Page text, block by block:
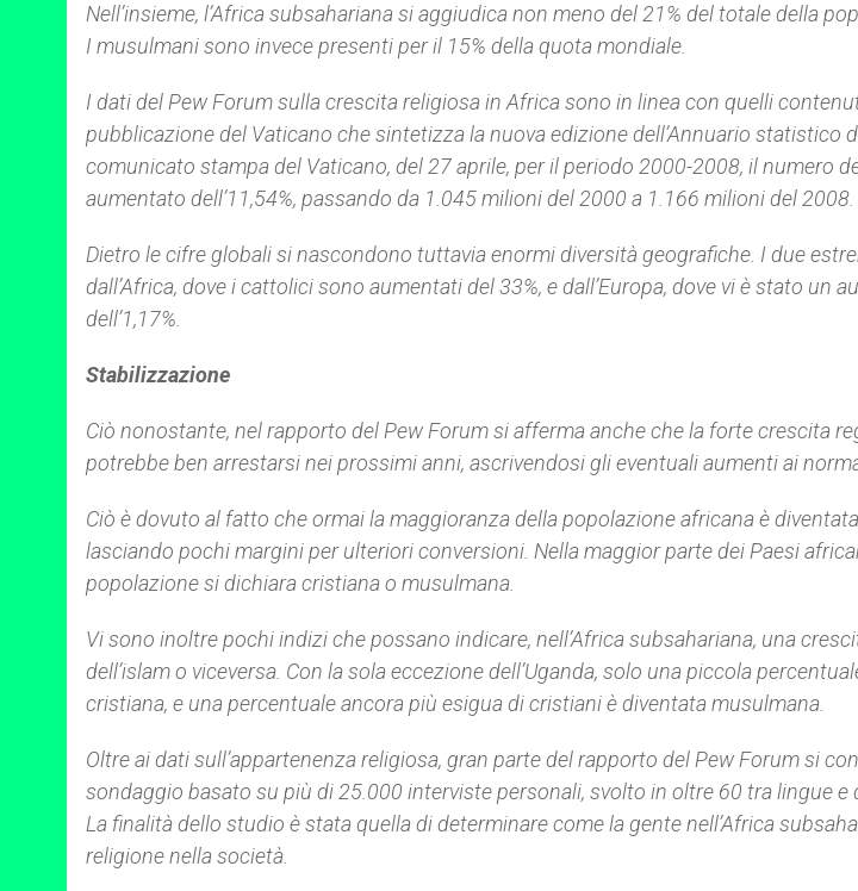
Nell’insieme, l’Africa subsahariana si aggiudica non meno del 21% del totale della
I musulmani sono invece presenti per il 15% della quota mondiale.
I dati del Pew Forumsulla crescita religiosa in Africa sono in linea con quelli
pubblicazione del Vaticano che sintetizza la nuova edizione dell’Annuario statistico
comunicato stampa del Vaticano, del 27 aprile, per il periodo 2000-2008, il numero
aumentato dell’11,54%, passando da 1.045 milioni del 2000 a 1.166 milioni del 2008.
Dietro le cifre globali si nascondono tuttavia enormi diversità geografiche. I due
dall’Africa, dove i cattolici sono aumentati del 33%, e dall’Europa, dove vi è stato un
dell’1,17%.
Stabilizzazione
Ciò nonostante, nel rapporto del Pew Forumsi afferma anche che la forte crescita
potrebbe ben arrestarsi nei prossimi anni, ascrivendosi gli eventuali aumenti ai
Ciò è dovuto al fatto che ormai la maggioranza della popolazione africana è
lasciando pochi margini per ulteriori conversioni. Nella maggior parte dei Paesi
popolazione si dichiara cristiana o musulmana.
Vi sono inoltre pochi indizi che possano indicare, nell’Africa subsahariana, una
dell’islam o viceversa. Con la sola eccezione dell’Uganda, solo una piccola
cristiana, e una percentuale ancora più esigua di cristiani è diventata musulmana.
Oltre ai dati sull’appartenenza religiosa, gran parte del rapporto del Pew Forumsi
sondaggio basato su più di 25.000 interviste personali, svolto in oltre 60 tra lingue e
La finalità dello studio è stata quella di determinare come la gente nell’Africa
religione nella società.